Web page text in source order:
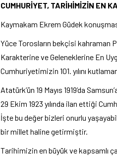
CUMHURİYET, TARİHİMİZİN EN
Kaymakam Ekrem Güdek
Yüce Torosların bekçisi kahraman
Karakterine ve Geleneklerine En
Cumhuriyetimizin 101. yılını
Atatürk’ün 19 Mayıs 1919’da
29 Ekim 1923 yılında ilan ettiği
İşte bu değer bizleri onurlu
bir millet haline getirmiştir.
Tarihimizin en büyük ve kapsamlı